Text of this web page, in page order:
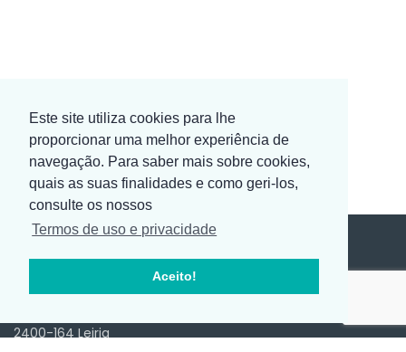
Este site utiliza cookies para lhe
proporcionar uma melhor experiência de
navegação. Para saber mais sobre cookies,
quais as suas finalidades e como geri-los,
consulte os nossos
Termos de uso e privacidade
Aceito!
2400-164 Leiria